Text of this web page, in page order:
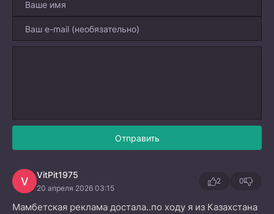
Отправить
V VitPit1975
20 апреля 2026 03:15
2 0
Мамбетская реклама достала..по ходу я из Казахстана